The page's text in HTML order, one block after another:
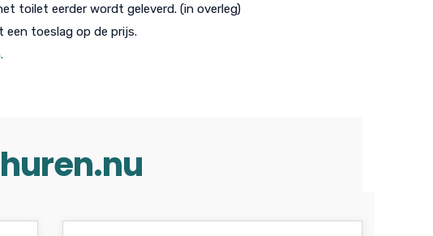
toilet eerder wordt geleverd. (in overleg)
een toeslag op de prijs.